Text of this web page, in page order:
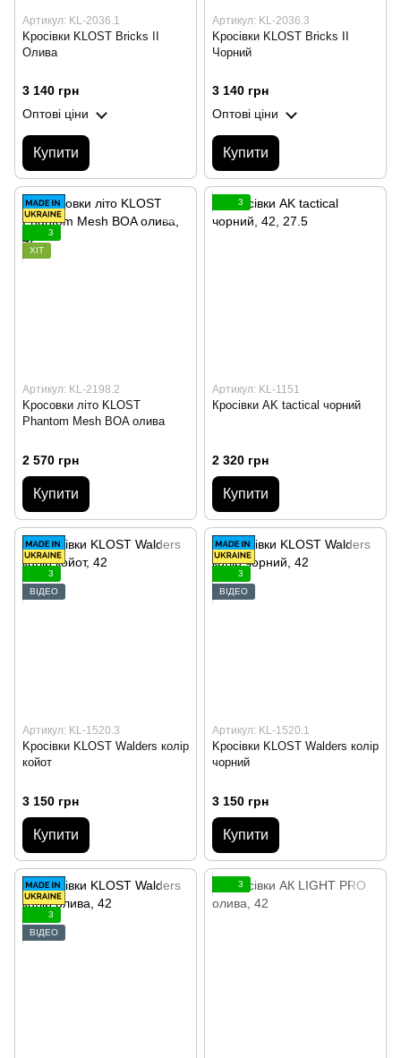
Артикул: KL-2036.1
Kросівки KLOST Bricks II
Олива
3 140 грн
Оптові ціни
Купити
Артикул: KL-2036.3
Kросівки KLOST Bricks II
Чорний
3 140 грн
Оптові ціни
Купити
3
ХІТ
Артикул: KL-2198.2
Kросовки літо KLOST
Phantom Mesh BOA олива
2 570 грн
Купити
3
Артикул: KL-1151
Кросівки AK tactical чорний
2 320 грн
Купити
3
ВІДЕО
Артикул: KL-1520.3
Kросівки KLOST Walders колір
койот
3 150 грн
Купити
3
ВІДЕО
Артикул: KL-1520.1
Kросівки KLOST Walders колір
чорний
3 150 грн
Купити
3
ВІДЕО
3